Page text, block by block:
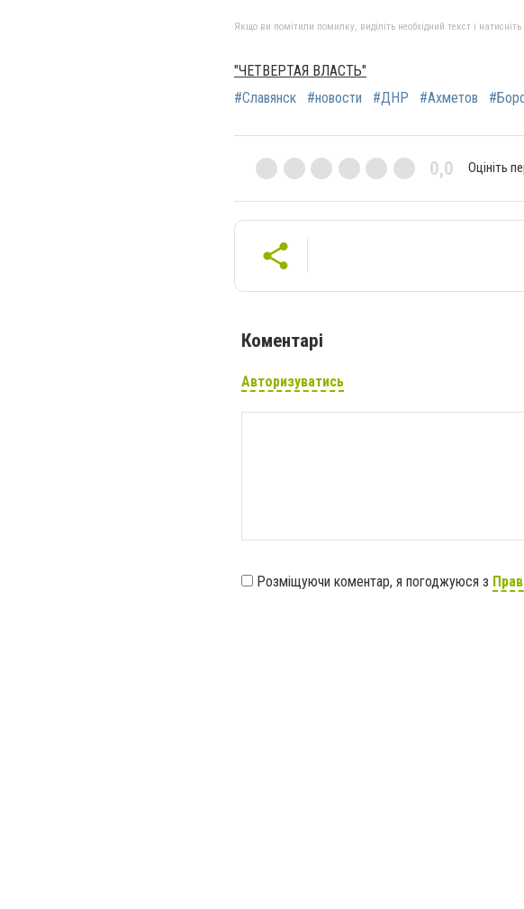
Якщо ви помітили помилку, виділіть необхідний текст і
"ЧЕТВЕРТАЯ ВЛАСТЬ"
#Славянск
#новости #ДНР #Ахметов
0,0 Оцініть
Коментарі
Авторизуватись
Розміщуючи коментар, я погоджуюся з